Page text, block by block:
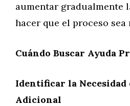
aumentar gradualmente
hacer que el proceso
Cuándo Buscar Ayuda
Identificar la Necesidad
Adicional